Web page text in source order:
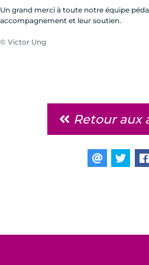
Un grand merci à toute notre équipe
accompagnement et leur soutien.
© Victor Ung
Retour aux